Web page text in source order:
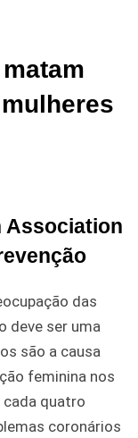
Association
das
deve ser uma
são a causa
feminina nos
cada quatro
coronários